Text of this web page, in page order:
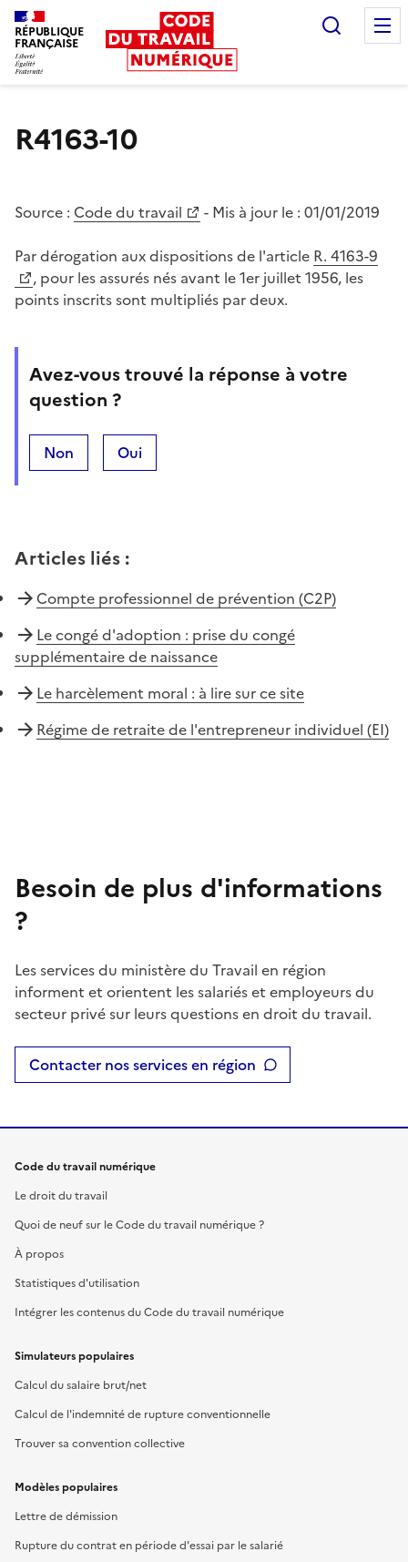
RÉPUBLIQUE
FRANÇAISE
R4163-10
Source : Code du travail - Mis à jour le : 01/01/2019
Par dérogation aux dispositions de l'article R. 4163-9
, pour les assurés nés avant le 1er juillet 1956, les
points inscrits sont multipliés par deux.
Avez-vous trouvé la réponse à votre
question ?
Non Oui
Articles liés :
Compte professionnel de prévention (C2P)
Le congé d'adoption : prise du congé
supplémentaire de naissance
Le harcèlement moral : à lire sur ce site
Régime de retraite de l'entrepreneur individuel (EI)
Besoin de plus d'informations
?
Les services du ministère du Travail en région
informent et orientent les salariés et employeurs du
secteur privé sur leurs questions en droit du travail.
Contacter nos services en région
Code du travail numérique
Le droit du travail
Quoi de neuf sur le Code du travail numérique ?
À propos
Statistiques d'utilisation
Intégrer les contenus du Code du travail numérique
Simulateurs populaires
Calcul du salaire brut/net
Calcul de l'indemnité de rupture conventionnelle
Trouver sa convention collective
Modèles populaires
Lettre de démission
Rupture du contrat en période d'essai par le salarié